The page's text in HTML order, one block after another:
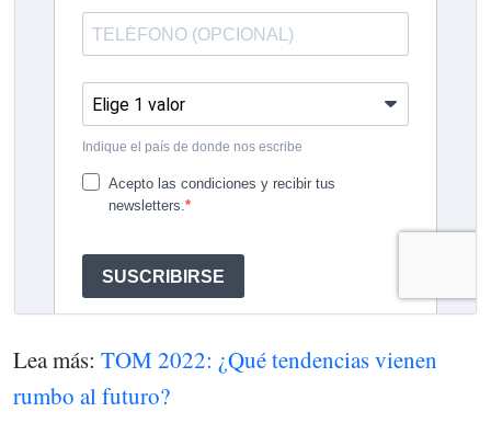
Lea más: TOM 2022: ¿Qué tendencias vienen
rumbo al futuro?